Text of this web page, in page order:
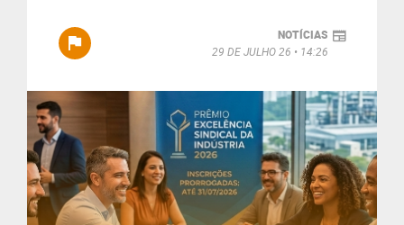
NOTÍCIAS
29 DE JULHO 26
14:26